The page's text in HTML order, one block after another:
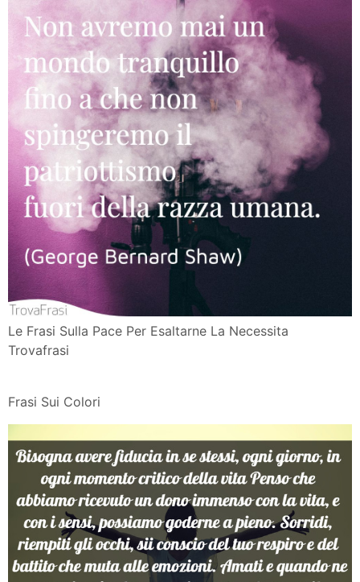
Le Frasi Sulla Pace Per Esaltarne La Necessita
Trovafrasi
Frasi Sui Colori